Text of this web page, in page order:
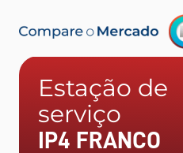
Estação de
serviço
IP4 FRANCO